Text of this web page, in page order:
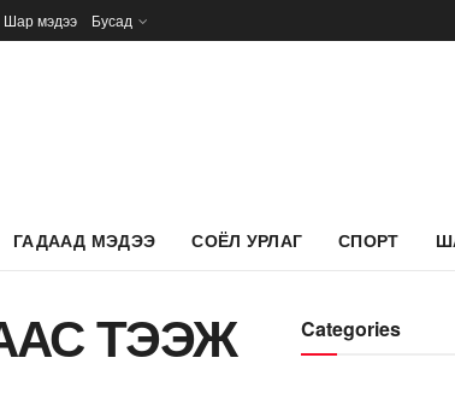
Шар мэдээ Бусад
ГАДААД МЭДЭЭ СОЁЛ УРЛАГ СПОРТ
ТЭЭЖ
Categories